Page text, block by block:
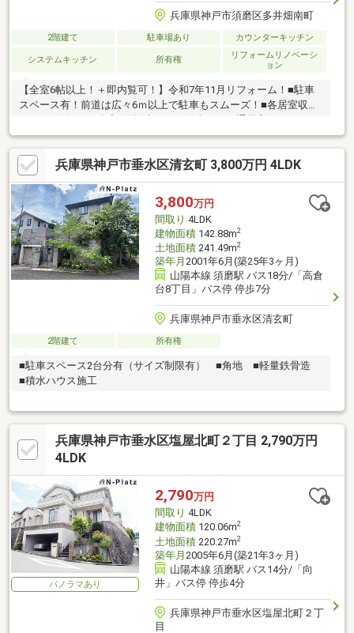
兵庫県神戸市須磨区多井畑南町
2階建て 駐車場あり カウンターキッチン
システムキッチン 所有権
リフォームリノベーシ
ョン
【全室6帖以上！＋即内覧可！】令和7年11月リフォーム！■駐車
スペース有！前道は広々6ｍ以上で駐車もスムーズ！■各居室収納
兵庫県神戸市垂水区清玄町 3,800万円 4LDK
3,800万円
間取り 4LDK
建物面積142.88m2
土地面積241.49m2
築年月 2001年6月(築25年3ヶ月)
山陽本線 須磨駅 バス18分/「高倉
台8丁目」バス停 停歩7分
兵庫県神戸市垂水区清玄町
2階建て 所有権
■駐車スペース2台分有（サイズ制限有） ■角地 ■軽量鉄骨造
■積水ハウス施工
兵庫県神戸市垂水区塩屋北町２丁目 2,790万円
4LDK
パノラマあり
2,790万円
間取り 4LDK
建物面積120.06m2
土地面積220.27m2
築年月 2005年6月(築21年3ヶ月)
山陽本線 須磨駅 バス14分/「向
井」バス停 停歩4分
兵庫県神戸市垂水区塩屋北町２丁
目